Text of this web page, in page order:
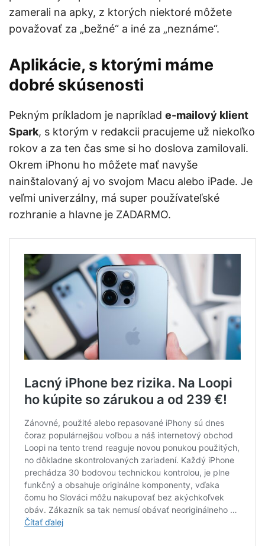
zamerali na apky, z ktorých niektoré môžete
považovať za „bežné“ a iné za „neznáme“.
Aplikácie, s ktorými máme
dobré skúsenosti
Pekným príkladom je napríklad e-mailový klient
Spark, s ktorým v redakcii pracujeme už niekoľko
rokov a za ten čas sme si ho doslova zamilovali.
Okrem iPhonu ho môžete mať navyše
nainštalovaný aj vo svojom Macu alebo iPade. Je
veľmi univerzálny, má super používateľské
rozhranie a hlavne je ZADARMO.